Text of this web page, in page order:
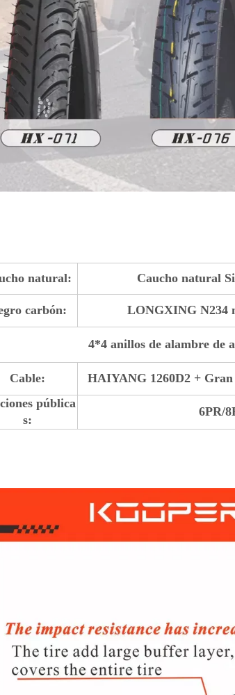
natural: Caucho natural
carbón: LONGXING N234
4*4 anillos de alambre de
Cable: HAIYANG 1260D2 +
pública
s:
6PR/